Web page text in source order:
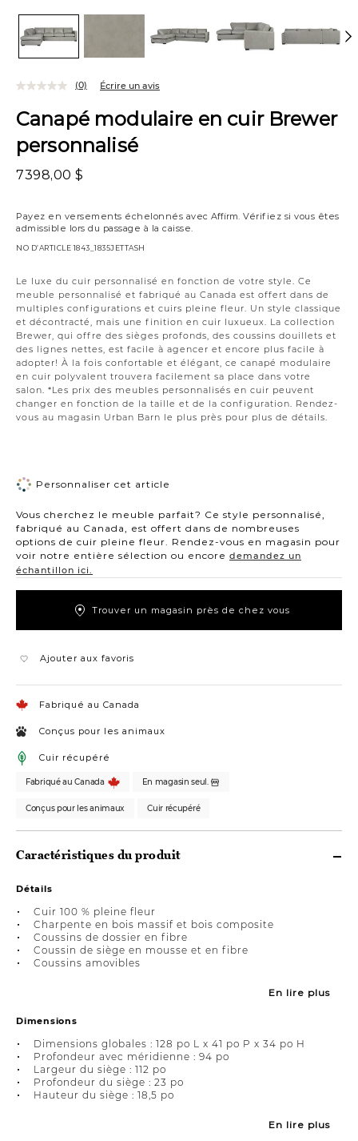
Canapé modulaire en cuir Brewer
personnalisé
7398,00 $
Payez en versements échelonnés avec Affirm. Vérifiez si vous êtes
admissible lors du passage à la caisse.
NO D’ARTICLE1843_1835JETTASH
Le luxe du cuir personnalisé en fonction de votre style. Ce
meuble personnalisé et fabriqué au Canada est offert dans de
multiples configurations et cuirs pleine fleur. Un style classique
et décontracté, mais une finition en cuir luxueux. La collection
Brewer, qui offre des sièges profonds, des coussins douillets et
des lignes nettes, est facile à agencer et encore plus facile à
adopter! À la fois confortable et élégant, ce canapé modulaire
en cuir polyvalent trouvera facilement sa place dans votre
salon. *Les prix des meubles personnalisés en cuir peuvent
changer en fonction de la taille et de la configuration. Rendez-
vous au magasin Urban Barn le plus près pour plus de détails.
(0) Écrire un avis
Personnaliser cet article
Vous cherchez le meuble parfait? Ce style personnalisé,
fabriqué au Canada, est offert dans de nombreuses
options de cuir pleine fleur. Rendez-vous en magasin pour
voir notre entière sélection ou encore demandez un
échantillon ici.
Trouver un magasin près de chez vous
Ajouter aux favoris
Fabriqué au Canada
Conçus pour les animaux
Cuir récupéré
Fabriqué au Canada En magasin seul.
Conçus pour les animaux Cuir récupéré
Caractéristiques du produit
Détails
Cuir 100 % pleine fleur
Charpente en bois massif et bois composite
Coussins de dossier en fibre
Coussin de siège en mousse et en fibre
Coussins amovibles
En lire plus
Dimensions
Dimensions globales : 128 po L x 41 po P x 34 po H
Profondeur avec méridienne : 94 po
Largeur du siège : 112 po
Profondeur du siège : 23 po
Hauteur du siège : 18,5 po
En lire plus